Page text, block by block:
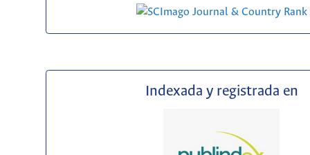
Indexada y registrada en